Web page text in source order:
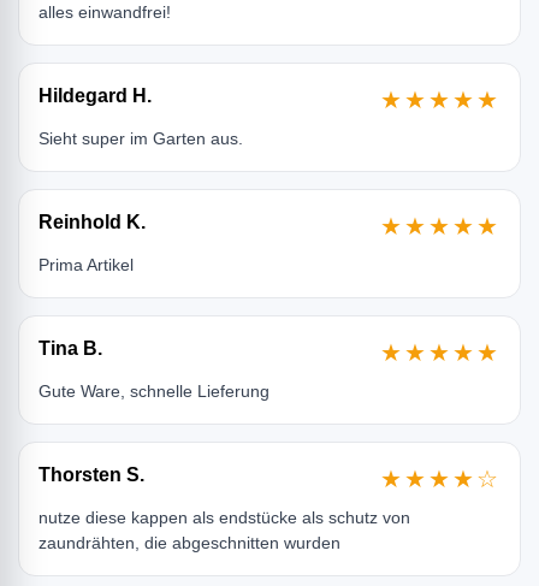
alles einwandfrei!
Hildegard H. ★★★★★
Sieht super im Garten aus.
Reinhold K. ★★★★★
Prima Artikel
Tina B. ★★★★★
Gute Ware, schnelle Lieferung
Thorsten S. ★★★★☆
nutze diese kappen als endstücke als schutz von
zaundrähten, die abgeschnitten wurden